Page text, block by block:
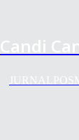
Candi